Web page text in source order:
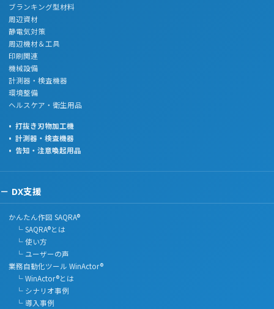
ブランキング型材料
周辺資材
静電気対策
周辺機材＆工具
印刷関連
機械設備
計測器・検査機器
環境整備
ヘルスケア・衛生用品
打抜き刃物加工機
計測器・検査機器
告知・注意喚起用品
DX支援
かんたん作図 SAQRA®
└ SAQRA®とは
└ 使い方
└ ユーザーの声
業務自動化ツール WinActor®
└ WinActor®とは
└ シナリオ事例
└ 導入事例